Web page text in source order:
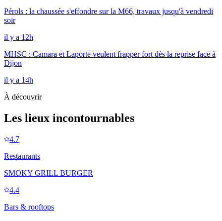
Pérols : la chaussée s'effondre sur la M66, travaux jusqu'à vendredi
soir
il y a 12h
MHSC : Camara et Laporte veulent frapper fort dès la reprise face à
Dijon
il y a 14h
À découvrir
Les lieux incontournables
4.7
Restaurants
SMOKY GRILL BURGER
4.4
Bars & rooftops